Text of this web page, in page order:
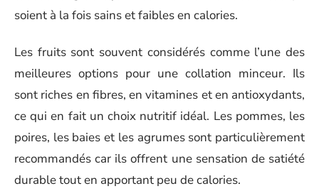
soient à la fois sains et faibles en calories.
Les fruits sont souvent considérés comme l’une des
meilleures options pour une collation minceur. Ils
sont riches en fibres, en vitamines et en antioxydants,
ce qui en fait un choix nutritif idéal. Les pommes, les
poires, les baies et les agrumes sont particulièrement
recommandés car ils offrent une sensation de satiété
durable tout en apportant peu de calories.